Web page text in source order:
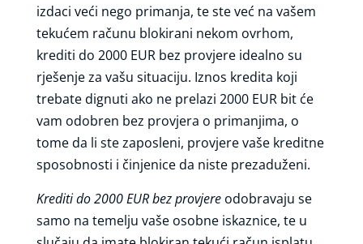
izdaci veći nego primanja, te ste već na vašem
tekućem računu blokirani nekom ovrhom,
krediti do 2000 EUR bez provjere idealno su
rješenje za vašu situaciju. Iznos kredita koji
trebate dignuti ako ne prelazi 2000 EUR bit će
vam odobren bez provjera o primanjima, o
tome da li ste zaposleni, provjere vaše kreditne
sposobnosti i činjenice da niste prezaduženi.
Krediti do 2000 EUR bez provjereodobravaju se
samo na temelju vaše osobne iskaznice, te u